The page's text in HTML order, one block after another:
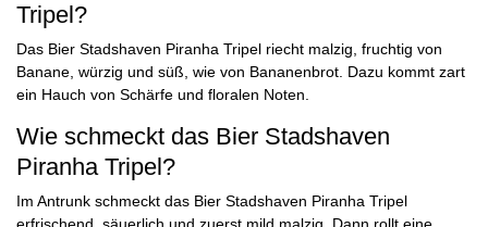
Tripel?
Das Bier Stadshaven Piranha Tripel riecht malzig, fruchtig von
Banane, würzig und süß, wie von Bananenbrot. Dazu kommt zart
ein Hauch von Schärfe und floralen Noten.
Wie schmeckt das Bier Stadshaven
Piranha Tripel?
Im Antrunk schmeckt das Bier Stadshaven Piranha Tripel